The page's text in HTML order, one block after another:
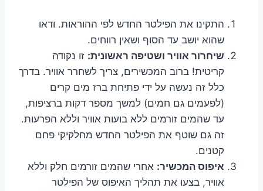
התקינו את הפילטר החדש לפי ההוראות. ודאו
שהוא יושב עד הסוף ושאין רווחים.
שיחרור אוויר ושטיפה ראשונית: זו נקודה
קריטית! ברוב המכשירים, צריך לשחרר אוויר. בדרך
כלל זה נעשה על ידי פתיחת ברז מים קרים
(לפעמים גם חמים) למשך מספר דקות ברציפות,
עד שהמים זורמים ללא בועות אוויר וללא הפרעות.
זה גם שוטף את הפילטר החדש מחלקיקי פחם
קטנים.
איפוס המכשיר: אחרי שהמים זורמים חלק וללא
אוויר, בצעו את תהליך האיפוס של הפילטר